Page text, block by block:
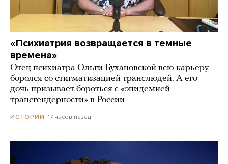
«Психиатрия возвращается в темные
времена»
Отец психиатра Ольги Бухановской всю карьеру
боролся со стигматизацией транслюдей. А его
дочь призывает бороться с «эпидемией
трансгендерности» в России
ИСТОРИИ 17 часов назад